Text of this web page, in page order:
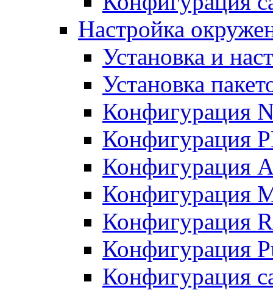
Настройка
Установка и
Установка
Конфигурация
Конфигурация
Конфигурация
Конфигурация
Конфигурация
Конфигурация
Конфигурация